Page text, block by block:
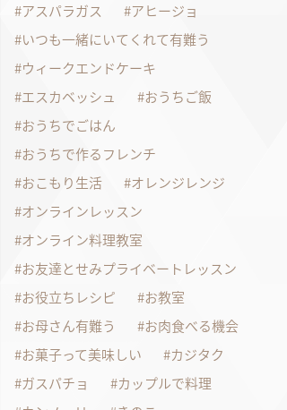
アスパラガス
アヒージョ
いつも一緒にいてくれて有難う
ウィークエンドケーキ
エスカベッシュ
おうちご飯
おうちでごはん
おうちで作るフレンチ
おこもり生活
オレンジレンジ
オンラインレッスン
オンライン料理教室
お友達とせみプライベートレッスン
お役立ちレシピ
お教室
お母さん有難う
お肉食べる機会
お菓子って美味しい
カジタク
ガスパチョ
カップルで料理